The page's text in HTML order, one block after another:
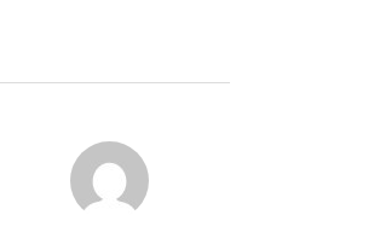
AUTOR DE LA ENTRADA